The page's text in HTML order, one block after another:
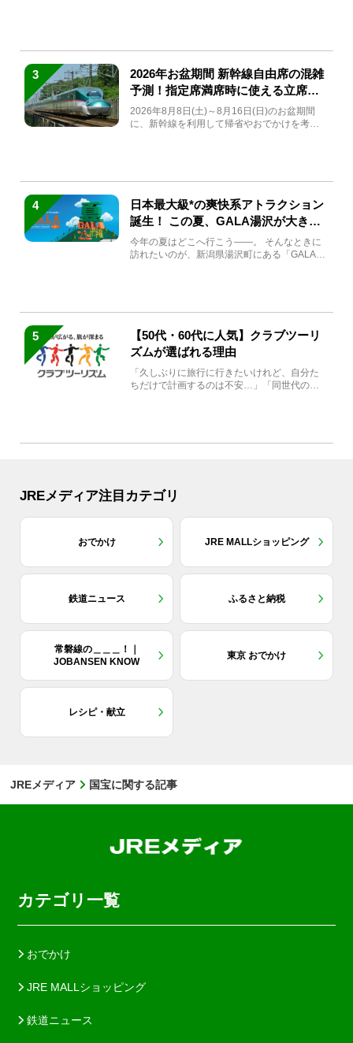
3
2026年お盆期間 新幹線自由席の混雑
予測！指定席満席時に使える立席特
急券も解説
2026年8月8日(土)～8月16日(日)のお盆期間
に、新幹線を利用して帰省やおでかけを考え
4
日本最大級*の爽快系アトラクション
誕生！ この夏、GALA湯沢が大きく
生まれ変わる
今年の夏はどこへ行こう――。 そんなときに
訪れたいのが、新潟県湯沢町にある「GALA湯
5
【50代・60代に人気】クラブツーリ
ズムが選ばれる理由
「久しぶりに旅行に行きたいけれど、自分た
ちだけで計画するのは不安…」「同世代の方
JREメディア注目カテゴリ
おでかけ JRE MALLショッピング
鉄道ニュース ふるさと納税
常磐線の＿＿＿！｜
JOBANSEN KNOW
東京 おでかけ
レシピ・献立
JREメディア 国宝に関する記事
カテゴリ一覧
おでかけ
JRE MALLショッピング
鉄道ニュース